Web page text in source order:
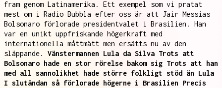
fram genom Latinamerika. Ett exempel som vi pratat
mest om i Radio Bubbla efter oss är att Jair Messias
Bolsonaro förlorade presidentvalet i Brasilien. Han
var en unikt uppfriskande högerkraft med
internationella måttmätt men ersätts nu av den
släppande. Vänstermannen Lula da Silva Trots att
Bolsonaro hade en stor rörelse bakom sig Trots att han
med all sannolikhet hade större folkligt stöd än Lula
I slutändan så förlorade högerne i Brasilien Precis